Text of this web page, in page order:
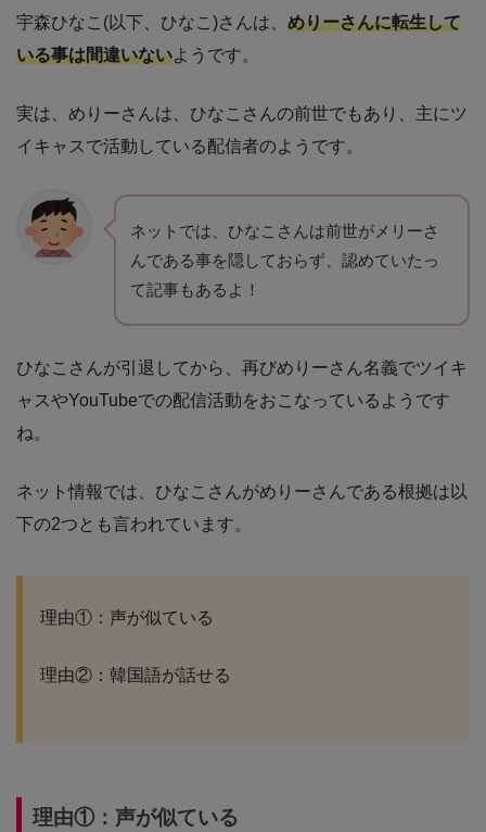
宇森ひなこ(以下、ひなこ)さんは、 めりーさんに転生して
いる事は間違いないようです。
実は、めりーさんは、ひなこさんの前世でもあり、主にツ
イキャスで活動している配信者のようです。
ネットでは、ひなこさんは前世がメリーさ
んである事を隠しておらず、認めていたっ
て記事もあるよ！
ひなこさんが引退してから、再びめりーさん名義でツイキ
ャスやYouTubeでの配信活動をおこなっているようです
ね。
ネット情報では、ひなこさんがめりーさんである根拠は以
下の2つとも言われています。
理由①：声が似ている
理由②：韓国語が話せる
理由①：声が似ている